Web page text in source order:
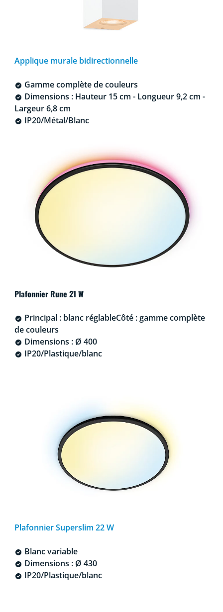
Applique murale bidirectionnelle
Gamme complète de couleurs
Dimensions : Hauteur 15 cm - Longueur 9,2 cm -
Largeur 6,8 cm
IP20/Métal/Blanc
Plafonnier Rune 21 W
Principal : blanc réglableCôté : gamme complète
de couleurs
Dimensions : Ø 400
IP20/Plastique/blanc
Plafonnier Superslim 22 W
Blanc variable
Dimensions : Ø 430
IP20/Plastique/blanc